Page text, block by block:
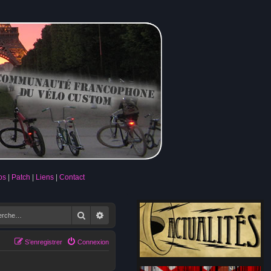
Patch Liens Contact
RechercherRecherche avancée
Connexion
S’enregistrer